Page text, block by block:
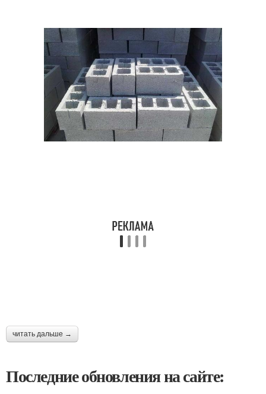
читать дальше →
Последние обновления на сайте: